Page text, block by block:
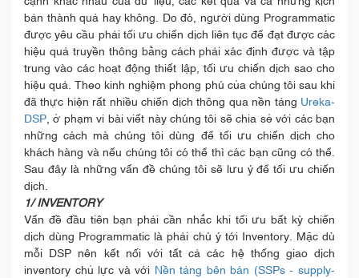
bản thành quả hay không. Do đó, người dùng Programmatic
được yêu cầu phải tối ưu chiến dịch liên tục để đạt được các
hiệu quả truyền thông bằng cách phải xác định được và tập
trung vào các hoạt động thiết lập, tối ưu chiến dịch sao cho
hiệu quả. Theo kinh nghiệm phong phú của chúng tôi sau khi
đã thực hiện rất nhiều chiến dịch thông qua nền tảng Ureka-
DSP, ở phạm vi bài viết này chúng tôi sẽ chia sẻ với các bạn
những cách mà chúng tôi dùng để tối ưu chiến dịch cho
khách hàng và nếu chúng tôi có thể thì các bạn cũng có thể.
Sau đây là những vấn đề chúng tôi sẽ lưu ý để tối ưu chiến
dịch.
1/ INVENTORY
Vấn đề đầu tiên bạn phải cần nhắc khi tối ưu bất kỳ chiến
dịch dùng Programmatic là phải chú ý tới Inventory. Mặc dù
mỗi DSP nên kết nối với tất cả các hệ thống giao dịch
inventory chủ lực và với Nền tảng bên bán (SSPs - supply-